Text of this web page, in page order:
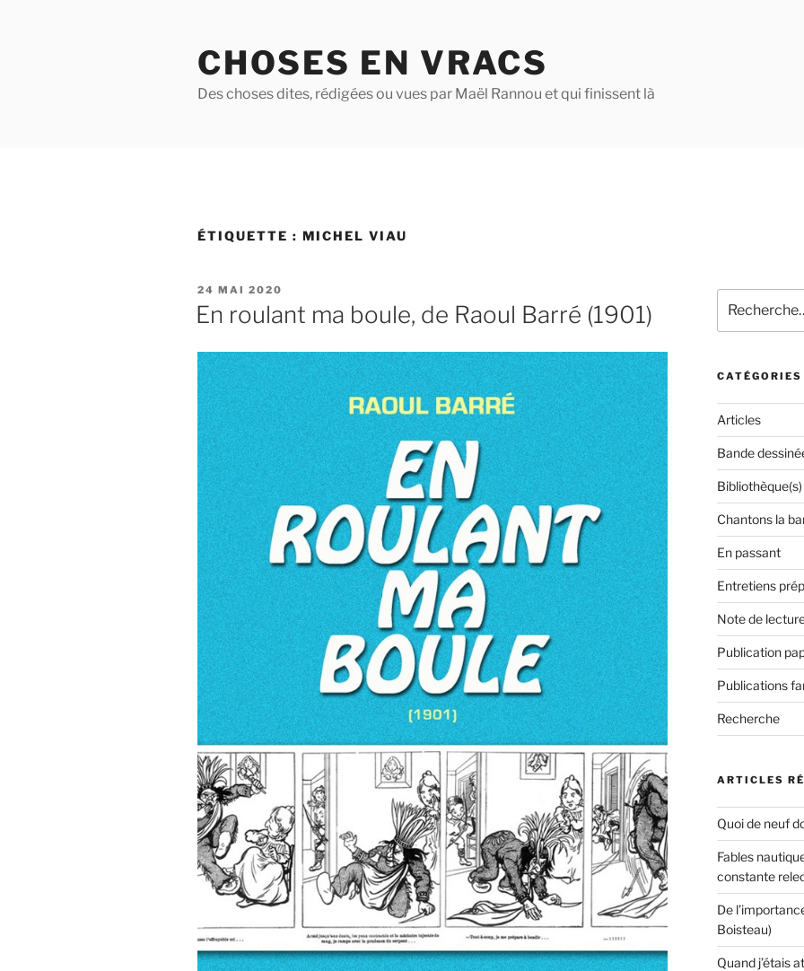
CHOSES EN VRACS
Des choses dites, rédigées ou vues par Maël Rannou et qui finissent là
ÉTIQUETTE : MICHEL VIAU
PUBLIÉ
LE
24 MAI 2020
En roulant ma boule, de Raoul Barré (1901)
pour
:
CATÉGORIES
Articles
Bande
Bibliothèque(s)
Chantons la
En passant
Entretiens
Note de
Publication
Publications
Recherche
ARTICLES
Quoi de neuf
Fables
constante
De
Boisteau)
Quand j’étais